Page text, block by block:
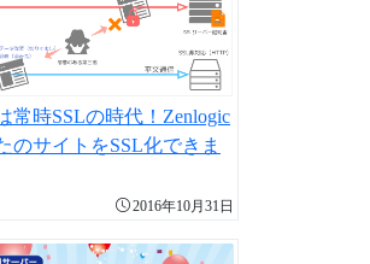
常時SSLの時代！Zenlogic
のサイトをSSL化できま
2016年10月31日